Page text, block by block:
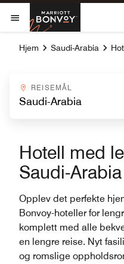
Skip to Content
openMenu
Marriott
Hjem Saudi-Arabia
REISEMÅL
Hotell med
Saudi-Arabia
Opplev det perfekte
Bonvoy-hoteller for
komplett med alle
en lengre reise. Nyt
og romslige